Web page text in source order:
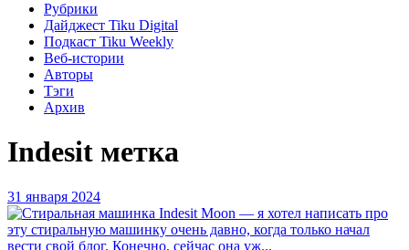
Рубрики
Дайджест Tiku Digital
Подкаст Tiku Weekly
Веб-истории
Авторы
Тэги
Архив
Indesit метка
31 января 2024